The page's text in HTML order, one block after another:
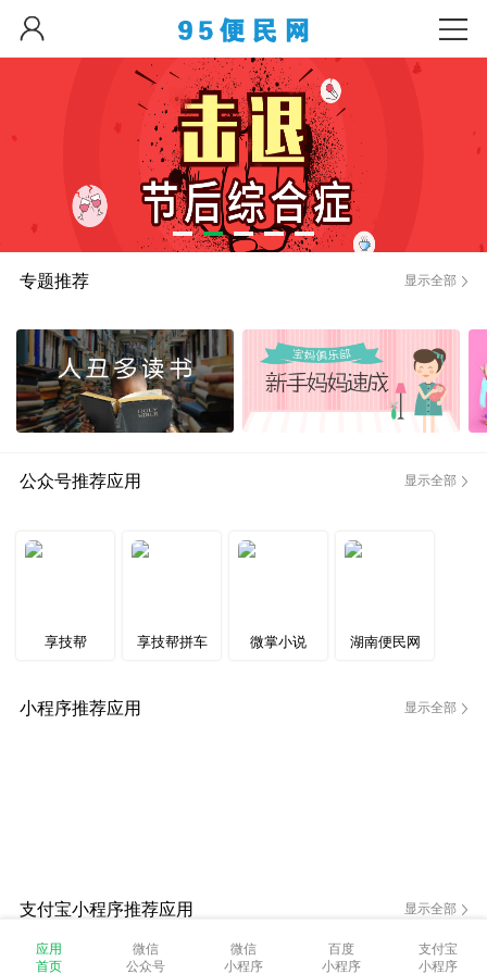
专题推荐 显示全部
公众号推荐应用 显示全部
享技帮 享技帮拼车 微掌小说 湖南便民网
小程序推荐应用 显示全部
支付宝小程序推荐应用 显示全部
应用
首页
微信
公众号
微信
小程序
百度
小程序
支付宝
小程序